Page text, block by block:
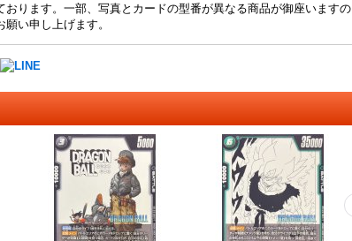
ります。一部、写真とカードの型番が異なる商品が御座いますの
い申し上げます。